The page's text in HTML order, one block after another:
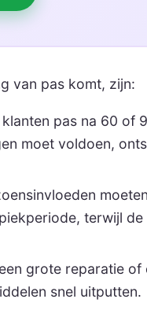
van pas komt, zijn:
klanten pas na 60 of
moet voldoen,
terwijl de
grote reparatie of
snel uitputten.